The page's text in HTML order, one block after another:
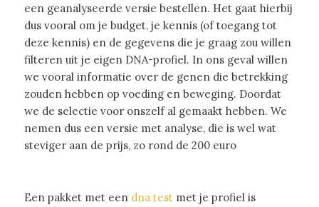
een geanalyseerde versie bestellen. Het gaat hierbij
dus vooral om je budget, je kennis (of toegang tot
deze kennis) en de gegevens die je graag zou willen
filteren uit je eigen DNA-profiel. In ons geval willen
we vooral informatie over de genen die betrekking
zouden hebben op voeding en beweging. Doordat
we de selectie voor onszelf al gemaakt hebben. We
nemen dus een versie met analyse, die is wel wat
steviger aan de prijs, zo rond de 200 euro
Een pakket met een dna testmet je profiel is